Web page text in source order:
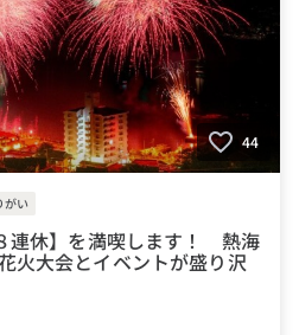
44
がい
連休】を満喫します！ 熱海
火大会とイベントが盛り沢